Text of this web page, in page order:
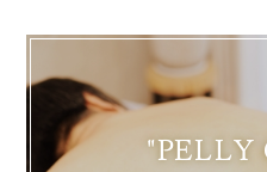
"PELLY